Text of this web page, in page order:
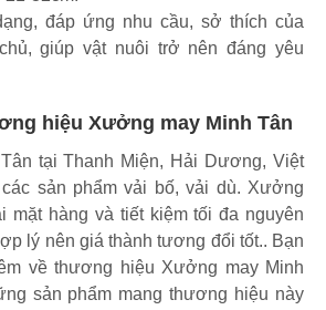
đáp ứng nhu cầu, sở thích của
giúp vật nuôi trở nên đáng yêu
hiệu Xưởng may Minh Tân
tại Thanh Miện, Hải Dương, Việt
sản phẩm vải bố, vải dù. Xưởng
mặt hàng và tiết kiệm tối đa nguyên
lý nên giá thành tương đổi tốt.. Bạn
về thương hiệu Xưởng may Minh
sản phẩm mang thương hiệu này